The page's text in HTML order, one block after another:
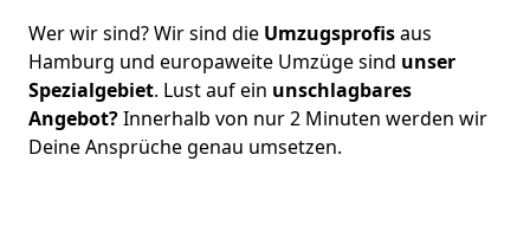
Wer wir sind? Wir sind die Umzugsprofisaus
Hamburg und europaweite Umzüge sind unser
Spezialgebiet. Lust auf ein unschlagbares
Angebot?Innerhalb von nur2 Minuten werden wir
Deine Ansprüche genau umsetzen.